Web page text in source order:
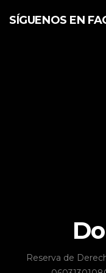
SÍGUENOS EN
Reserva de